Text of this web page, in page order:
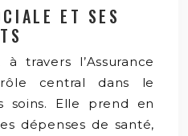
ET SES
travers l’Assurance
central dans le
soins. Elle prend en
dépenses de santé,